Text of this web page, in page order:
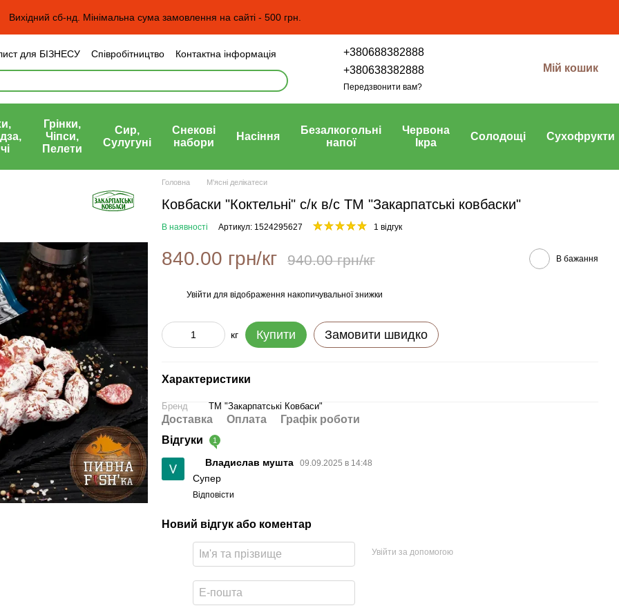
Вихідний сб-нд. Мінімальна сума замовлення на сайті - 500 грн.
для БІЗНЕСУ Співробітництво
Контактна інформація
та повернення
Угода користувача
+380688382888
+380638382888
Передзвонити вам?
Мій кошик
Грінки,
Чіпси,
Пелети
Сир,
Сулугуні
Снекові
набори
Насіння
Безалкогольні
напої
Червона
Ікра
Солодощі Сухофрукти
Головна М'ясні делікатеси
Ковбаски "Коктельні" с/к в/с ТМ "Закарпатські ковбаски"
В наявності Артикул: 1524295627 1 відгук
840.00 грн/кг 940.00 грн/кг В бажання
Увійти для відображення накопичувальної знижки
кг Купити Замовити швидко
Характеристики
Бренд ТМ "Закарпатські Ковбаси"
Доставка Оплата
Графік роботи
Відгуки
1
Владислав мушта 09.09.2025 в 14:48
Супер
Відповісти
Новий відгук або коментар
Увійти за допомогою